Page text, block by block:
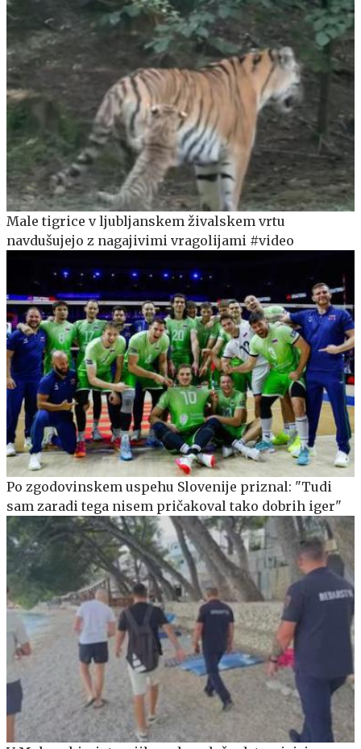
Male tigrice v ljubljanskem živalskem vrtu
navdušujejo z nagajivimi vragolijami #video
Po zgodovinskem uspehu Slovenije priznal: "Tudi
sam zaradi tega nisem pričakoval tako dobrih iger"